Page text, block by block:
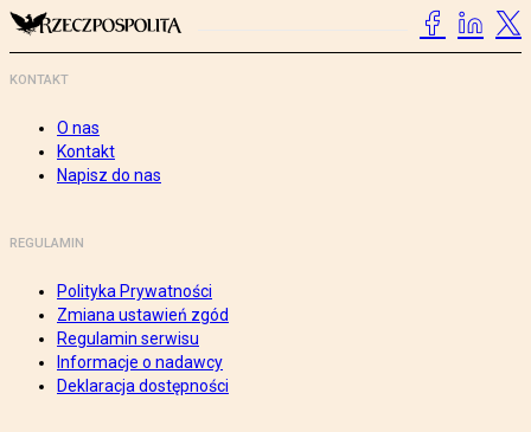
KONTAKT
O nas
Kontakt
Napisz do nas
REGULAMIN
Polityka Prywatności
Zmiana ustawień zgód
Regulamin serwisu
Informacje o nadawcy
Deklaracja dostępności